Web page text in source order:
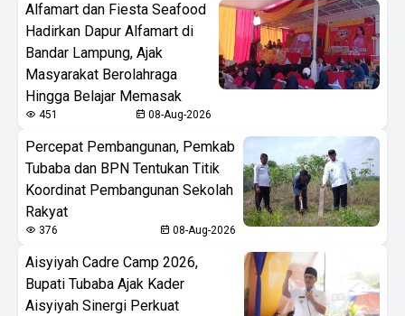
Alfamart dan Fiesta Seafood
Hadirkan Dapur Alfamart di
Bandar Lampung, Ajak
Masyarakat Berolahraga
Hingga Belajar Memasak
451 08-Aug-2026
Percepat Pembangunan, Pemkab
Tubaba dan BPN Tentukan Titik
Koordinat Pembangunan Sekolah
Rakyat
376 08-Aug-2026
Aisyiyah Cadre Camp 2026,
Bupati Tubaba Ajak Kader
Aisyiyah Sinergi Perkuat